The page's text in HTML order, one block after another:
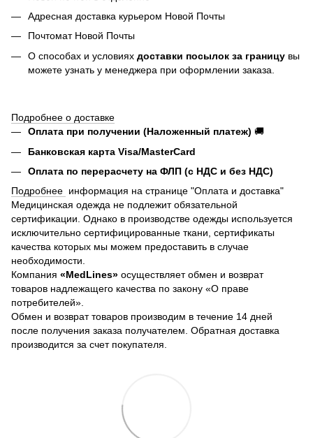
Адресная доставка курьером Новой Почты
Почтомат Новой Почты
О способах и условиях доставки посылок за границу вы
можете узнать у менеджера при оформлении заказа.
Подробнее о доставке
Оплата при получении (Наложенный платеж) 🚚
Банковская карта Visa/MasterCard
Оплата по перерасчету на ФЛП (с НДС и без НДС)
Подробнее информация на странице "Оплата и доставка"
Медицинская одежда не подлежит обязательной
сертификации. Однако в производстве одежды используется
исключительно сертифицированные ткани, сертификаты
качества которых мы можем предоставить в случае
необходимости.
Компания «MedLines» осуществляет обмен и возврат
товаров надлежащего качества по закону «О праве
потребителей».
Обмен и возврат товаров производим в течение 14 дней
после получения заказа получателем. Обратная доставка
производится за счет покупателя.